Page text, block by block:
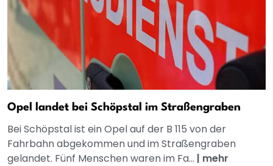
Opel landet bei Schöpstal im Straßengraben
Bei Schöpstal ist ein Opel auf der B 115 von der
Fahrbahn abgekommen und im Straßengraben
gelandet. Fünf Menschen waren im Fa... | mehr